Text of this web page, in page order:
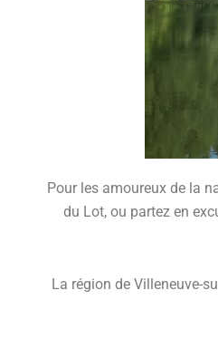
Pour les amoureux de la
du Lot, ou partez en
La région de Villeneuve-